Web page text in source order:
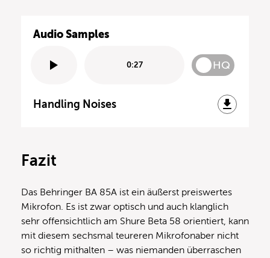
Audio Samples
0:27 HQ
Handling Noises
Fazit
Das Behringer BA 85A ist ein äußerst preiswertes
Mikrofon. Es ist zwar optisch und auch klanglich
sehr offensichtlich am Shure Beta 58 orientiert, kann
mit diesem sechsmal teureren Mikrofonaber nicht
so richtig mithalten – was niemanden überraschen